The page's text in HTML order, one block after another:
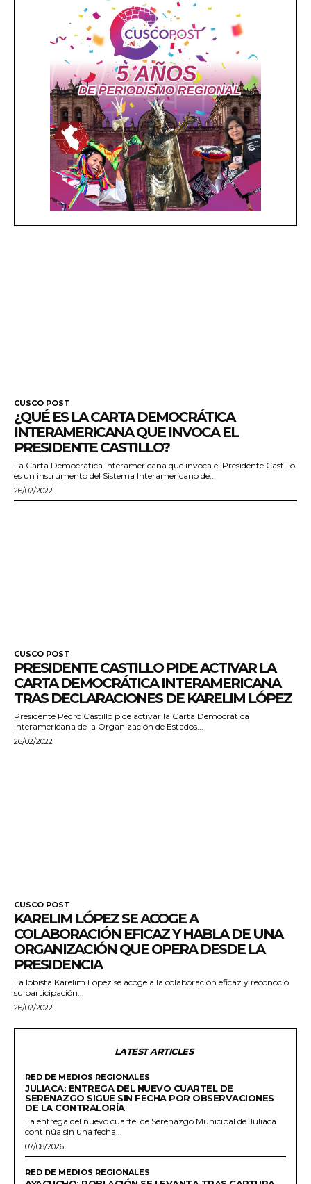
CUSCO POST
¿QUÉ ES LA CARTA DEMOCRÁTICA
INTERAMERICANA QUE INVOCA EL
PRESIDENTE CASTILLO?
La Carta Democrática Interamericana que invoca el Presidente Castillo
es un instrumento del Sistema Interamericano de...
26/02/2022
CUSCO POST
PRESIDENTE CASTILLO PIDE ACTIVAR LA
CARTA DEMOCRÁTICA INTERAMERICANA
TRAS DECLARACIONES DE KARELIM LÓPEZ
Presidente Pedro Castillo pide activar la Carta Democrática
Interamericana de la Organización de Estados...
26/02/2022
CUSCO POST
KARELIM LÓPEZ SE ACOGE A
COLABORACIÓN EFICAZ Y HABLA DE UNA
ORGANIZACIÓN QUE OPERA DESDE LA
PRESIDENCIA
La lobista Karelim López se acoge a la colaboración eficaz y reconoció
su participación...
26/02/2022
LATEST ARTICLES
RED DE MEDIOS REGIONALES
JULIACA: ENTREGA DEL NUEVO CUARTEL DE
SERENAZGO SIGUE SIN FECHA POR OBSERVACIONES
DE LA CONTRALORÍA
La entrega del nuevo cuartel de Serenazgo Municipal de Juliaca
continúa sin una fecha...
07/08/2026
RED DE MEDIOS REGIONALES